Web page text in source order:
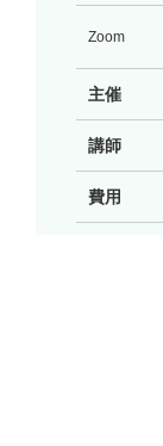
Zoom
主催
講師
費用